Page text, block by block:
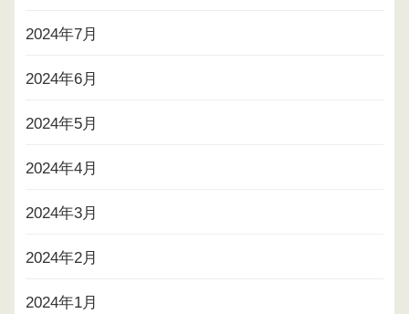
2024年7月
2024年6月
2024年5月
2024年4月
2024年3月
2024年2月
2024年1月